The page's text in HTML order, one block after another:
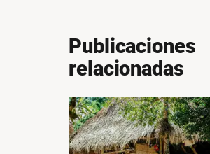
Publicaciones
relacionadas